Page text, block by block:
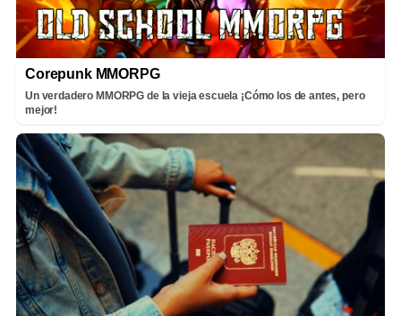
Corepunk MMORPG
Un verdadero MMORPG de la vieja escuela ¡Cómo los de antes, pero
mejor!